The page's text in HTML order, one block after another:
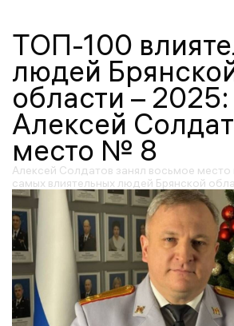
ТОП-100
людей
области – 2025:
Алексей
место № 8
Алексей Солдатов занял восьмое место
самых влиятельных людей Брянской